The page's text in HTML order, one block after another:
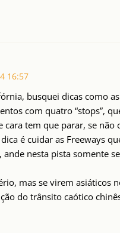
16:57
busquei dicas como
com quatro “stops”,
cara tem que parar, se
é cuidar as Freeways
ande nesta pista somente
mas se virem asiáticos
do trânsito caótico